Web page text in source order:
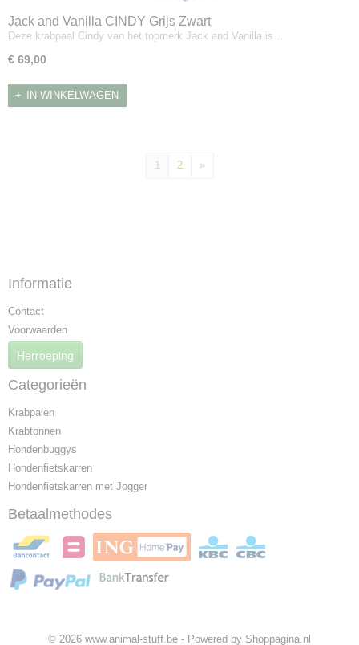
Jack and Vanilla CINDY Grijs Zwart
Deze krabpaal Cindy van het topmerk Jack and Vanilla is…
€ 69,00
IN WINKELWAGEN
1 2 »
Informatie
Contact
Voorwaarden
Herroeping
Categorieën
Krabpalen
Krabtonnen
Hondenbuggys
Hondenfietskarren
Hondenfietskarren met Jogger
Betaalmethodes
© 2026 www.animal-stuff.be - Powered by Shoppagina.nl